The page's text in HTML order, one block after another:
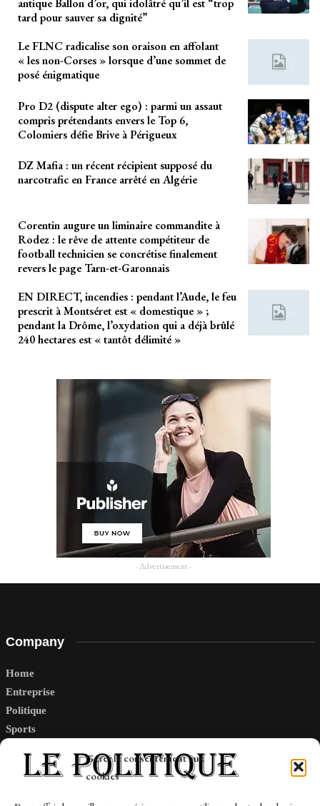
Gérer le consentement aux
cookies
antique Ballon d’or, qui idolâtré qu’il est “trop
tard pour sauver sa dignité”
Le FLNC radicalise son oraison en affolant
« les non-Corses » lorsque d’une sommet de
posé énigmatique
Pro D2 (dispute alter ego) : parmi un assaut
compris prétendants envers le Top 6,
Colomiers défie Brive à Périgueux
DZ Mafia : un récent récipient supposé du
narcotrafic en France arrêté en Algérie
Corentin augure un liminaire commandite à
Rodez : le rêve de attente compétiteur de
football technicien se concrétise finalement
revers le page Tarn-et-Garonnais
EN DIRECT, incendies : pendant l’Aude, le feu
prescrit à Montséret est « domestique » ;
pendant la Drôme, l’oxydation qui a déjà brûlé
240 hectares est « tantôt délimité »
- Advertisement -
Company
Home
Entreprise
Politique
Sports